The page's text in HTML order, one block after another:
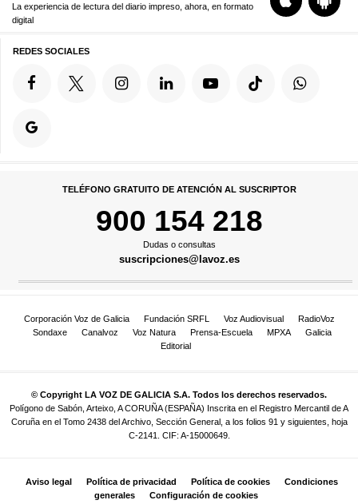
La experiencia de lectura del diario impreso, ahora, en formato
digital
REDES SOCIALES
TELÉFONO GRATUITO DE ATENCIÓN AL SUSCRIPTOR
900 154 218
Dudas o consultas
suscripciones@lavoz.es
Corporación Voz de Galicia Fundación SRFL Voz Audiovisual
RadioVoz
Sondaxe
Canalvoz Voz Natura Prensa-Escuela MPXA
Galicia
Editorial
© Copyright LA VOZ DE GALICIA S.A. Todos los derechos reservados.
Polígono de Sabón, Arteixo, A CORUÑA (ESPAÑA) Inscrita en el Registro Mercantil de A
Coruña en el Tomo 2438 del Archivo, Sección General, a los folios 91 y siguientes, hoja
C-2141. CIF: A-15000649.
Aviso legal Política de privacidad Política de cookies
Condiciones
generales
Configuración de cookies